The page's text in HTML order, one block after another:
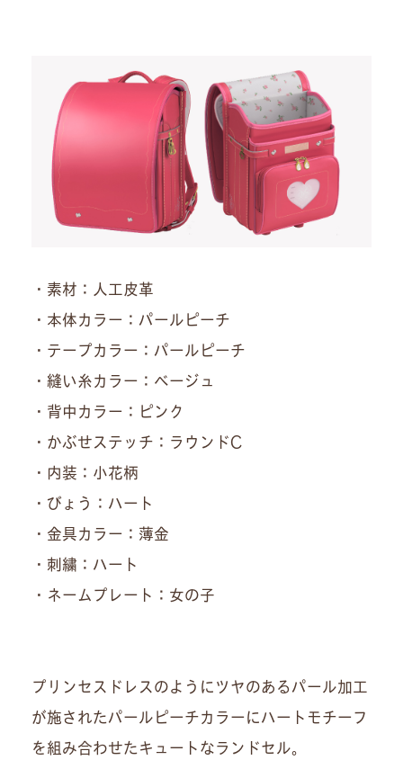
・素材：人工皮革
・本体カラー：パールピーチ
・テープカラー：パールピーチ
・縫い糸カラー：ベージュ
・背中カラー：ピンク
・かぶせステッチ：ラウンドC
・内装：小花柄
・びょう：ハート
・金具カラー：薄金
・刺繍：ハート
・ネームプレート：女の子
プリンセスドレスのようにツヤのあるパール加工
が施されたパールピーチカラーにハートモチーフ
を組み合わせたキュートなランドセル。